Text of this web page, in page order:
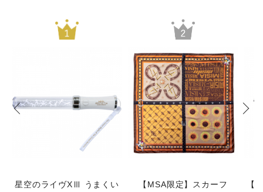
星空のライヴXⅢ うまくい
【MSA限定】スカーフ
【